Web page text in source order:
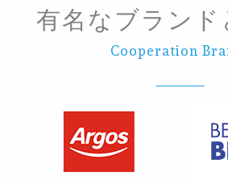
有名なブランド
Cooperation